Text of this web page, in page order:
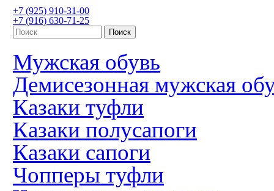
+7 (925) 910-31-00
+7 (916) 630-71-25
Мужская обувь
Демисезонная мужская
Казаки туфли
Казаки полусапоги
Казаки сапоги
Чопперы туфли